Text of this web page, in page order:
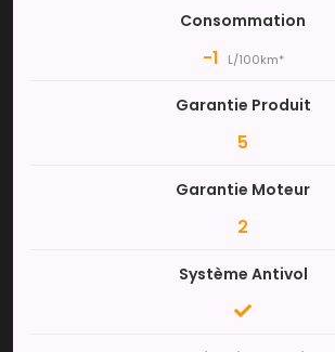
Consommation
-1 L/100km*
Garantie Produit
5
Garantie Moteur
2
Système Antivol